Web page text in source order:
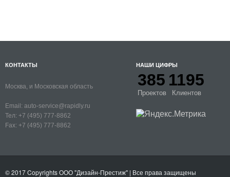
КОНТАКТЫ
Москва, и Московская область
Email: auto-service@rapidly.ru
Тел: +7 (495) 777-8862
Fax: +7 (495) 777-8862
НАШИ ЦИФРЫ
385
Проектов
1195
Клиентов
© 2017 CopyrightsООО "Дизайн-Престиж" | Все права защищены